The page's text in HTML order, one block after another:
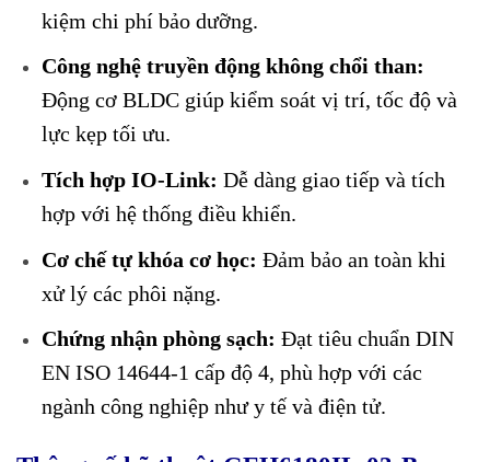
kiệm chi phí bảo dưỡng.
Công nghệ truyền động không chổi than:
Động cơ BLDC giúp kiểm soát vị trí, tốc độ và
lực kẹp tối ưu.
Tích hợp IO-Link: Dễ dàng giao tiếp và tích
hợp với hệ thống điều khiển.
Cơ chế tự khóa cơ học: Đảm bảo an toàn khi
xử lý các phôi nặng.
Chứng nhận phòng sạch: Đạt tiêu chuẩn DIN
EN ISO 14644-1 cấp độ 4, phù hợp với các
ngành công nghiệp như y tế và điện tử.